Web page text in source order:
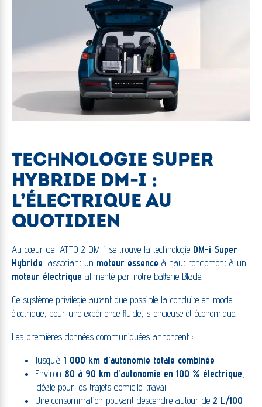
TECHNOLOGIE SUPER
HYBRIDE DM-I :
L’ÉLECTRIQUE AU
QUOTIDIEN
Au cœur de l’ATTO 2 DM-i se trouve la technologie DM-i Super
Hybride, associant un moteur essence à haut rendement à un
moteur électrique alimenté par notre batterie Blade.
Ce système privilégie autant que possible la conduite en mode
électrique, pour une expérience fluide, silencieuse et économique.
Les premières données communiquées annoncent :
Jusqu’à 1 000 km d’autonomie totale combinée
Environ 80 à 90 km d’autonomie en 100 % électrique
idéale pour les trajets domicile-travail
Une consommation pouvant descendre autour de 2 L/100